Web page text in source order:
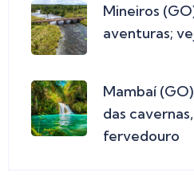
Mineiros
aventuras;
Mambaí
das
fervedouro